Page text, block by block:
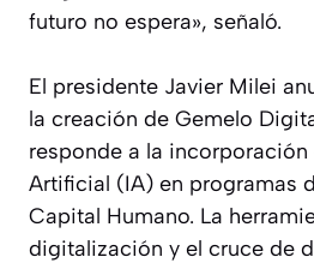
futuro no espera», señaló.
El presidente Javier Milei
la creación de Gemelo
responde a la
Artificial (IA) en programas
Capital Humano. La
digitalización y el cruce de